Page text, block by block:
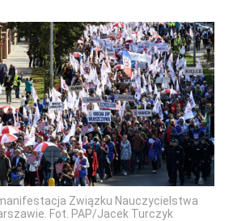
Związku Nauczycielstwa
Fot. PAP/Jacek Turczyk